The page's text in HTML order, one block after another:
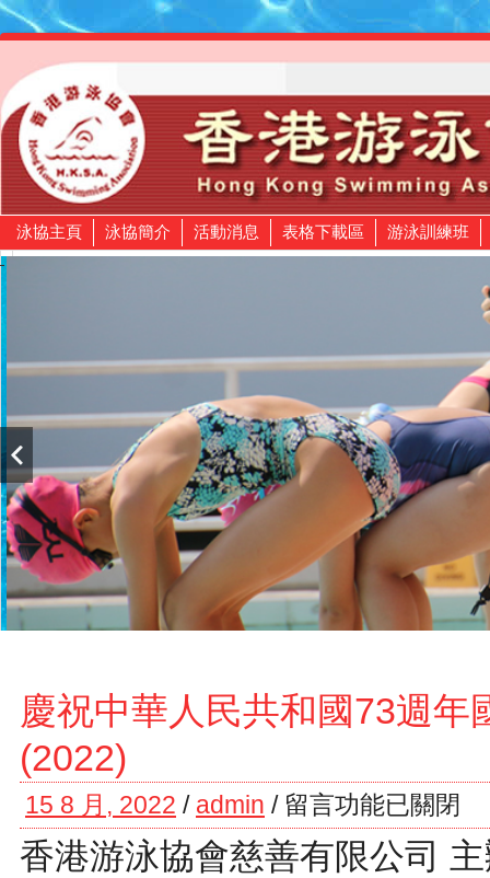
泳協主頁 泳協簡介 活動消息 表格下載區 游泳訓練班
慶祝中華人民共和國73週年
(2022)
15 8 月, 2022 / admin / 留言功能已關閉
香港游泳協會慈善有限公司